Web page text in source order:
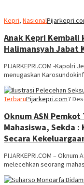
Kepri, Nasional
Anak Kepri Kembali
Halimansyah Jabat
PIJARKEPRI.COM -Kapolri
menugaskan
TerbaruPijarkepri.com7
Oknum ASN
Mahasiswa, Sekda :
Secara
PIJARKEPRI.COM –
melecehkan seorang